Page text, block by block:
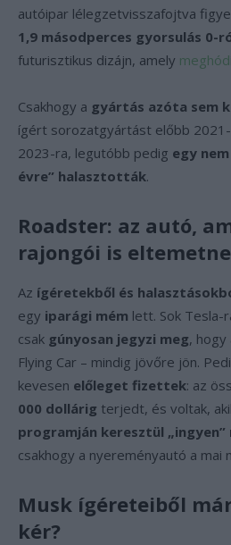
autóipar lélegzetvisszafojtva
1,9 másodperces gyorsulás 0-
futurisztikus dizájn, amely
Csakhogy a gyártás azóta sem
ígért sorozatgyártást előbb
2023-ra, legutóbb pedig egy
évre” halasztották.
Roadster: az autó,
rajongói is
Az ígéretekből és
egy iparági mém lett. Sok Tesla-
csak gúnyosan jegyzi meg, hogy
Flying Car – mindig jövőre jön.
kevesen előleget fizettek: az
000 dollárig terjedt, és voltak,
programján keresztül
csakhogy a nyereményautó a mai
Musk ígéreteiből
kér?